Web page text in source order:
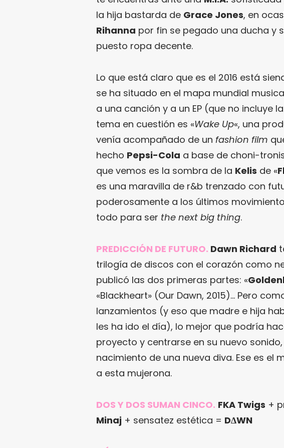
la hija bastarda de Grace Jones, en
Rihanna por fin se pegado una ducha y
puesto ropa decente.
Lo que está claro que es el 2016 está
se ha situado en el mapa mundial
a una canción y a un EP (que no incluye
tema en cuestión es «Wake Up«, una
venía acompañado de un fashion film
hecho Pepsi-Cola a base de choni-
que vemos es la sombra de la Kelis de «
es una maravilla de r&b trenzado con
poderosamente a los últimos
todo para ser the next big thing.
PREDICCIÓN DE FUTURO. Dawn Richard
trilogía de discos con el corazón como
publicó las dos primeras partes: «
«Blackheart» (Our Dawn, 2015)… Pero
lanzamientos (y eso que madre e hija
les ha ido el día), lo mejor que podría
proyecto y centrarse en su nuevo
nacimiento de una nueva diva. Ese es el
a esta mujerona.
DOS Y DOS SUMAN CINCO. FKA Twigs +
Minaj + sensatez estética = D∆WN